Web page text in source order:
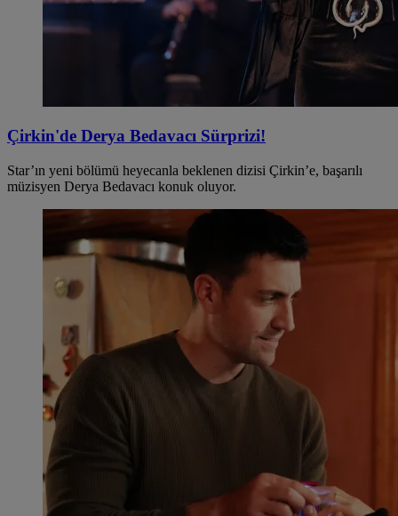
Çirkin'de Derya Bedavacı Sürprizi!
Star’ın yeni bölümü heyecanla beklenen dizisi Çirkin’e, başarılı
müzisyen Derya Bedavacı konuk oluyor.